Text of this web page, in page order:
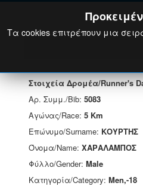
Στοιχεία Δρομέα/Runner's
Αρ. Συμμ./Bib: 5083
Αγώνας/Race: 5 Km
Επώνυμο/Surname: ΚΟΥΡΤΗΣ
Όνομα/Name: ΧΑΡΑΛΑΜΠΟΣ
Φύλλο/Gender: Male
Κατηγορία/Category: Men,-18
Τα cookies επιτρέπουν μια